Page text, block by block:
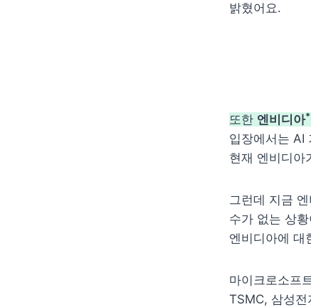
밝혔어요.
또한 엔비디아*
입장에서는 AI
현재 엔비디아
그런데 지금
수가 없는 상
엔비디아에 대
마이크로소프
TSMC, 삼성전